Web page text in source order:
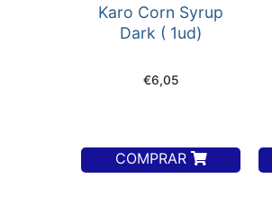
Karo Corn Syrup
Dark ( 1ud)
€6,05
COMPRAR